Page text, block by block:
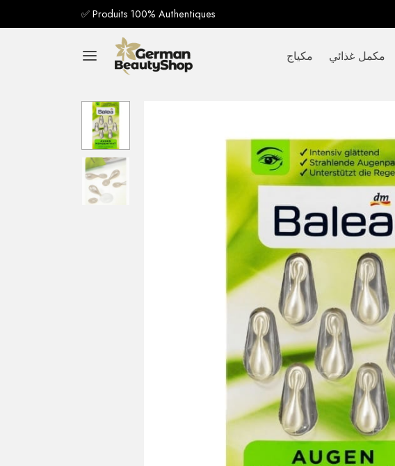
✅ Produits 100% Authentiques
مكياج مكمل غذائي